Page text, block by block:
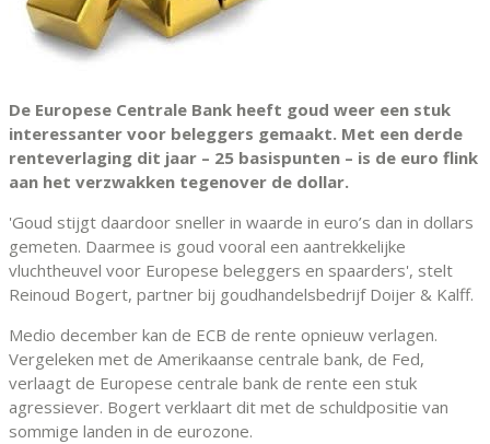
De Europese Centrale Bank heeft goud weer een stuk
interessanter voor beleggers gemaakt. Met een derde
renteverlaging dit jaar – 25 basispunten – is de euro flink
aan het verzwakken tegenover de dollar.
'Goud stijgt daardoor sneller in waarde in euro’s dan in dollars
gemeten. Daarmee is goud vooral een aantrekkelijke
vluchtheuvel voor Europese beleggers en spaarders', stelt
Reinoud Bogert, partner bij goudhandelsbedrijf Doijer & Kalff.
Medio december kan de ECB de rente opnieuw verlagen.
Vergeleken met de Amerikaanse centrale bank, de Fed,
verlaagt de Europese centrale bank de rente een stuk
agressiever. Bogert verklaart dit met de schuldpositie van
sommige landen in de eurozone.